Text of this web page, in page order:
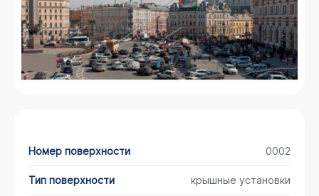
Номер поверхности 0002
Тип поверхности крышные установки